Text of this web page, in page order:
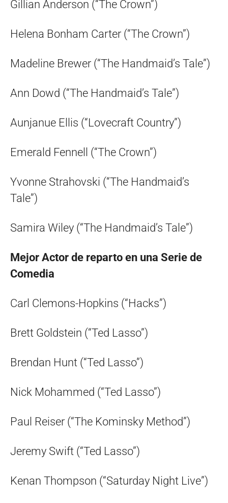
Gillian Anderson (“The Crown”)
Helena Bonham Carter (“The Crown”)
Madeline Brewer (“The Handmaid’s Tale”)
Ann Dowd (“The Handmaid’s Tale”)
Aunjanue Ellis (“Lovecraft Country”)
Emerald Fennell (“The Crown”)
Yvonne Strahovski (“The Handmaid’s
Tale”)
Samira Wiley (“The Handmaid’s Tale”)
Mejor Actor de reparto en una Serie de
Comedia
Carl Clemons-Hopkins (“Hacks”)
Brett Goldstein (“Ted Lasso”)
Brendan Hunt (“Ted Lasso”)
Nick Mohammed (“Ted Lasso”)
Paul Reiser (“The Kominsky Method”)
Jeremy Swift (“Ted Lasso”)
Kenan Thompson (“Saturday Night Live”)